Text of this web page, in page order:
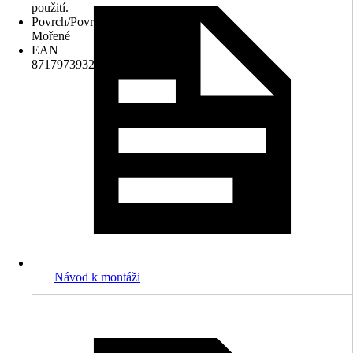
použití.
Povrch/Povrchová úprava
Mořené
EAN
8717973932734
Návod k montáži